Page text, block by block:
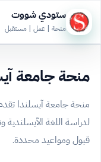
ستودي شووت
منحة | عمل | مستقبل
منحة جامعة
منحة جامعة آيسلندا
لدراسة اللغة الآيسلندية
قبول ومواعيد محددة.